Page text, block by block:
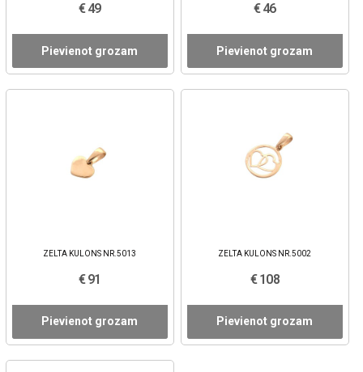
€ 49
Pievienot grozam
€ 46
Pievienot grozam
ZELTA KULONS NR.5013
€ 91
Pievienot grozam
ZELTA KULONS NR.5002
€ 108
Pievienot grozam